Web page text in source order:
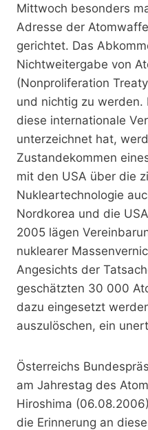
Mittwoch besonders
Adresse der
gerichtet. Das
Nichtweitergabe von
(Nonproliferation
und nichtig zu werden.
diese internationale
unterzeichnet hat,
Zustandekommen
mit den USA über die
Nukleartechnologie
Nordkorea und die
2005 lägen
nuklearer
Angesichts der
geschätzten 30 000
dazu eingesetzt
auszulöschen, ein
Österreichs
am Jahrestag des
Hiroshima
die Erinnerung an